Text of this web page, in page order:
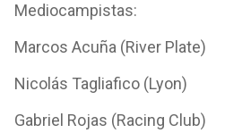
Mediocampistas:
Marcos Acuña (River Plate)
Nicolás Tagliafico (Lyon)
Gabriel Rojas (Racing Club)